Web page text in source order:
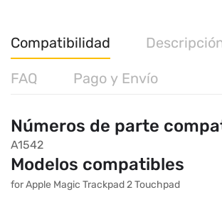
Compatibilidad
FAQ Pago y Envío
Números de parte
A1542
Modelos compatibles
for Apple Magic Trackpad 2 Touchpad